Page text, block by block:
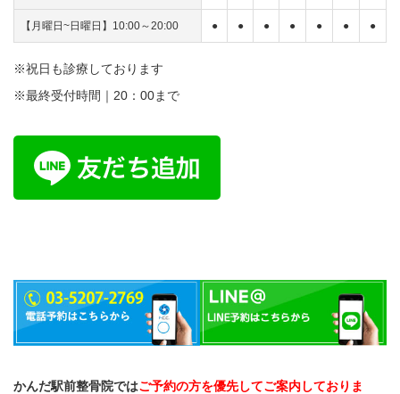
【月曜日~日曜日】10:00～20:00 ● ● ● ● ● ● ●
※祝日も診療しております
※最終受付時間｜20：00まで
かんだ駅前整骨院ではご予約の方を優先してご案内しておりま